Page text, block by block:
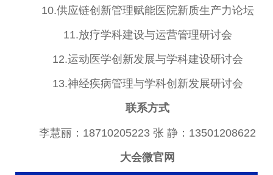
10.供应链创新管理赋能医院新质生产力论坛
11.放疗学科建设与运营管理研讨会
12.运动医学创新发展与学科建设研讨会
13.神经疾病管理与学科创新发展研讨会
联系方式
李慧丽：18710205223 张 静：13501208622
大会微官网